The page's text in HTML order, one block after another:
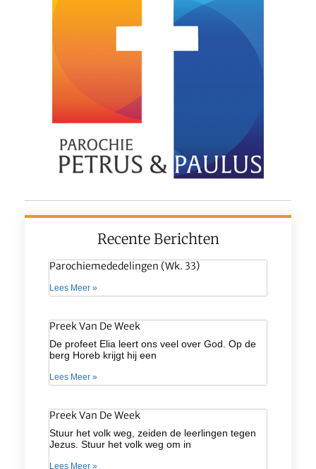
Recente Berichten
Parochiemededelingen (wk. 33)
Lees Meer »
Preek Van De Week
De profeet Elia leert ons veel over God. Op de
berg Horeb krijgt hij een
Lees Meer »
Preek Van De Week
Stuur het volk weg, zeiden de leerlingen tegen
Jezus. Stuur het volk weg om in
Lees Meer »